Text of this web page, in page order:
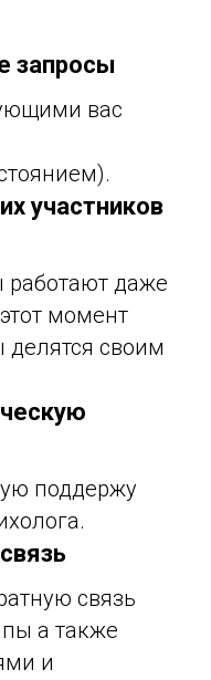
запросы
вас
участников
работают даже
момент
делятся своим
поддержу
связь
а также
и